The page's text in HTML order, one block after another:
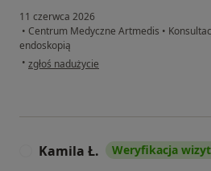
11 czerwca 2026
• Centrum Medyczne Artmedis •
endoskopią
• w opinii użytkownika Joanna
zgłoś nadużycie
Kamila Ł. Weryfikacja